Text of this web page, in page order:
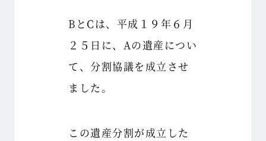
BとCは、平成１９年６月
２５日に、Aの遺産につい
て、分割協議を成立させ
ました。
この遺産分割が成立した